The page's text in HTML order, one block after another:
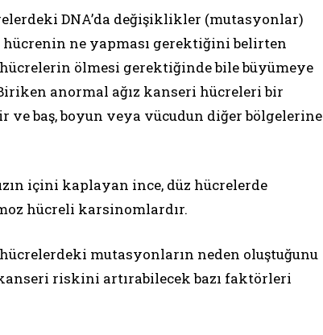
DNA’da değişiklikler (mutasyonlar)
hücrenin ne yapması gerektiğini belirten
ölmesi gerektiğinde bile büyümeye
anormal ağız kanseri hücreleri bir
baş, boyun veya vücudun diğer bölgelerine
içini kaplayan ince, düz hücrelerde
hücreli karsinomlardır.
mutasyonların neden oluştuğunu
riskini artırabilecek bazı faktörleri